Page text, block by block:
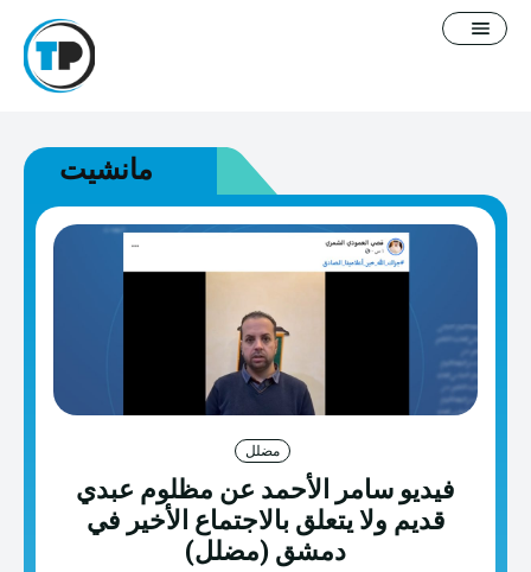
English
خطاب كراهية
تصنيفات إضافية
مانشيت
مضلل
فيديو سامر الأحمد عن مظلوم عبدي
قديم ولا يتعلق بالاجتماع الأخير في
دمشق (مضلل)